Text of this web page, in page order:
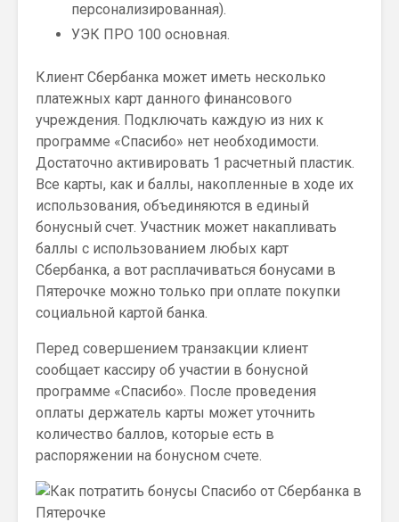
персонализированная).
УЭК ПРО 100 основная.
Клиент Сбербанка может иметь несколько
платежных карт данного финансового
учреждения. Подключать каждую из них к
программе «Спасибо» нет необходимости.
Достаточно активировать 1 расчетный пластик.
Все карты, как и баллы, накопленные в ходе их
использования, объединяются в единый
бонусный счет. Участник может накапливать
баллы с использованием любых карт
Сбербанка, а вот расплачиваться бонусами в
Пятерочке можно только при оплате покупки
социальной картой банка.
Перед совершением транзакции клиент
сообщает кассиру об участии в бонусной
программе «Спасибо». После проведения
оплаты держатель карты может уточнить
количество баллов, которые есть в
распоряжении на бонусном счете.